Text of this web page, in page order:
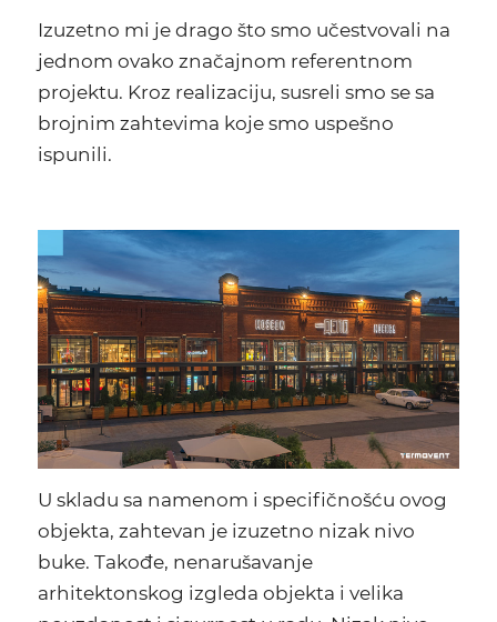
Izuzetno mi je drago što smo učestvovali na
jednom ovako značajnom referentnom
projektu. Kroz realizaciju, susreli smo se sa
brojnim zahtevima koje smo uspešno
ispunili.
U skladu sa namenom i specifičnošću ovog
objekta, zahtevan je izuzetno nizak nivo
buke. Takođe, nenarušavanje
arhitektonskog izgleda objekta i velika